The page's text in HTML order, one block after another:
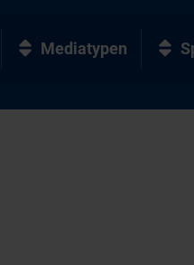
Mediatypen